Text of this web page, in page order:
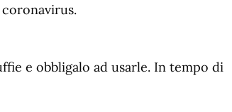
e obbligalo ad usarle. In tempo di